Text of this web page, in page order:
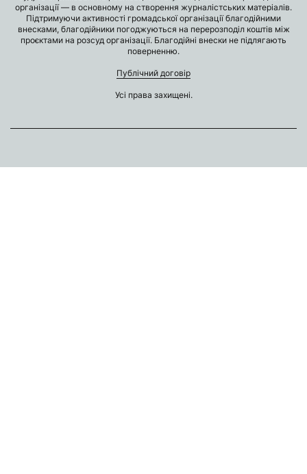
організації — в основному на створення журналістських матеріалів.
Підтримуючи активності громадської організації благодійними
внесками, благодійники погоджуються на перерозподіл коштів між
проєктами на розсуд організації. Благодійні внески не підлягають
поверненню.
Публічний договір
Усі права захищені.